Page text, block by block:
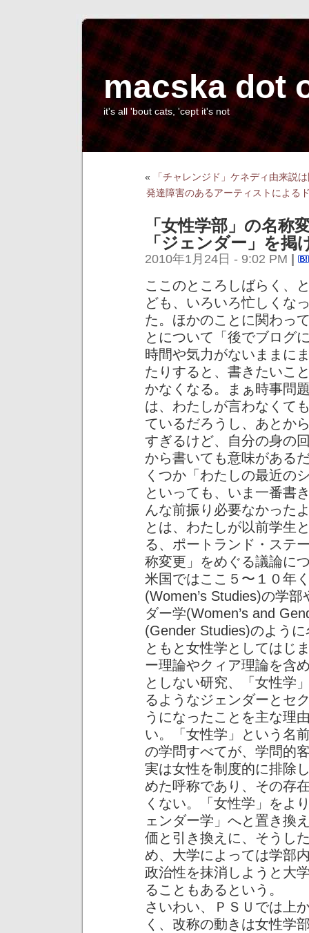
macska dot
it's all 'bout cats, 'cept it's not
«
「チャレンジド」ケネディ由来説
発達障害のあるアーティストによる
「女性学部」の名称
「ジェンダー」を掲
2010年1月24日 - 9:02 PM
ここのところしばらく、
ども、いろいろ忙しくな
た。ほかのことに関わっ
とについて「後でブログ
時間や気力がないままに
たりすると、書きたいこ
かなくなる。まぁ時事問
は、わたしが言わなくて
ているだろうし、あとか
すぎるけど、自分の身の
から書いても意味がある
くつか「わたしの最近の
といっても、いま一番書
んな前振り必要なかった
とは、わたしが以前学生
る、ポートランド・ステ
称変更」をめぐる議論に
米国ではここ５〜１０年
(Women’s Studies)の学
ダー学(Women’s and
(Gender Studies)のよう
ともと女性学としてはじ
ー理論やクィア理論を含
としない研究、「女性学
るようなジェンダーとセ
うになったことを主な理
い。「女性学」という名
の学問すべてが、学問的
実は女性を制度的に排除
めた呼称であり、その存
くない。「女性学」をよ
ェンダー学」へと置き換
価と引き換えに、そうし
め、大学によっては学部
政治性を抹消しようと大
ることもあるという。
さいわい、ＰＳＵでは上
く、改称の動きは女性学